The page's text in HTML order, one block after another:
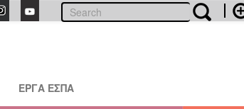
ΕΡΓΑ ΕΣΠΑ